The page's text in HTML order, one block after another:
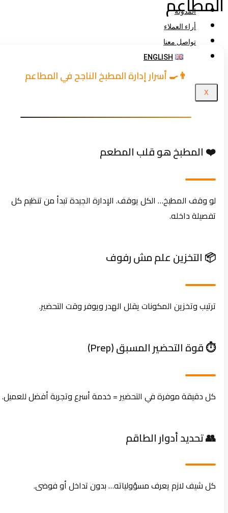
المدونة
أراء العملاء
تواصل معنا
ENGLISH
👨‍🍳 أسرار إدارة المطبخ الناجح في المطاعم
❤️ المطبخ هو قلب المطعم
لو وقف المطبخ… الكل يوقف. الإدارة الجيدة تبدأ من تنظيم كل
تفصيلة داخله.
📦 التخزين علم مش رفوف
ترتيب وتخزين المكونات يقلل الهدر ويوفر وقت التحضير.
⏱️ قوة التحضير المسبق (Prep)
كل دقيقة موفرة في التحضير = خدمة أسرع وتجربة أفضل للعميل.
👥 تحديد أدوار الطاقم
كل شيف لازم يعرف مسؤولياته… بدون تداخل أو فوضى.